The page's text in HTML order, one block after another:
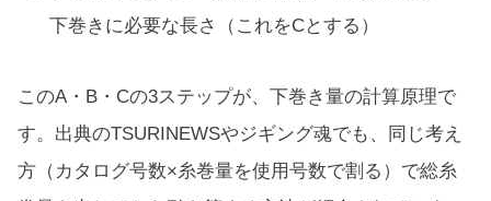
下巻きに必要な長さ（これをCとする）
このA・B・Cの3ステップが、下巻き量の計算原理で
す。出典のTSURINEWSやジギング魂でも、同じ考え
方（カタログ号数×糸巻量を使用号数で割る）で総糸